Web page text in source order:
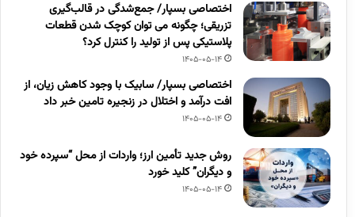
اختصاصی بسپار/ جمع‌شدگی در قالب‌گیری
تزریقی؛ چگونه می توان کوچک شدن قطعات
پلاستیکی پس از تولید را کنترل کرد؟
1405-05-14
اختصاصی بسپار/ سابیک با وجود کاهش زیان، از
افت درآمد و اختلال در زنجیره تامین خبر داد
1405-05-14
روش جدید تأمین ارز؛ واردات از محل “سپرده خود
و دیگران” کلید خورد
1405-05-14